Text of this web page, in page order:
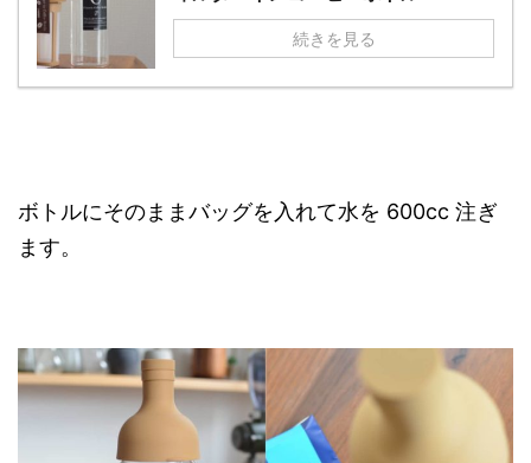
続きを見る
ボトルにそのままバッグを入れて水を 600cc 注ぎ
ます。